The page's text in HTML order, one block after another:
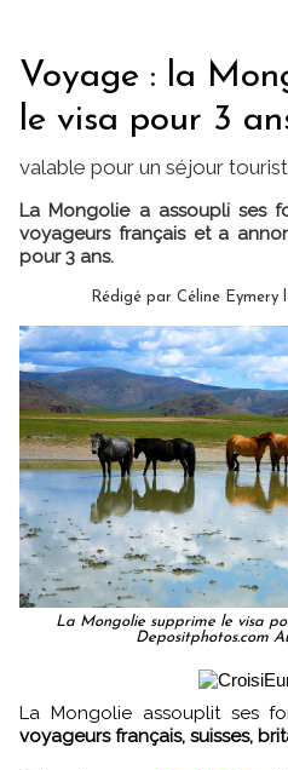
Voyage : la
le visa pour 3
valable pour un séjour
La Mongolie a assoupli ses
voyageurs français et a
pour 3 ans.
Rédigé par Céline Eymery
La Mongolie supprime le visa
Depositphotos.com
La Mongolie assouplit ses
voyageurs français, suisses,